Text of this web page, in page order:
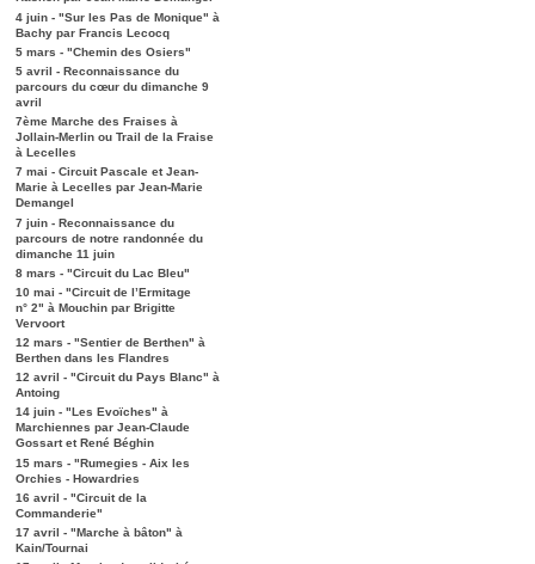
4 juin - "Sur les Pas de Monique" à
Bachy par Francis Lecocq
5 mars - "Chemin des Osiers"
5 avril - Reconnaissance du
parcours du cœur du dimanche 9
avril
7ème Marche des Fraises à
Jollain-Merlin ou Trail de la Fraise
à Lecelles
7 mai - Circuit Pascale et Jean-
Marie à Lecelles par Jean-Marie
Demangel
7 juin - Reconnaissance du
parcours de notre randonnée du
dimanche 11 juin
8 mars - "Circuit du Lac Bleu"
10 mai - "Circuit de l’Ermitage
n° 2" à Mouchin par Brigitte
Vervoort
12 mars - "Sentier de Berthen" à
Berthen dans les Flandres
12 avril - "Circuit du Pays Blanc" à
Antoing
14 juin - "Les Evoïches" à
Marchiennes par Jean-Claude
Gossart et René Béghin
15 mars - "Rumegies - Aix les
Orchies - Howardries
16 avril - "Circuit de la
Commanderie"
17 avril - "Marche à bâton" à
Kain/Tournai